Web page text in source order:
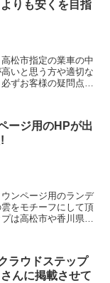
りも安くを目指
松市指定の業車の中
いと思う方や適切な
ずお客様の疑問点や
すのでよろしくお願
ージ用のHPが出
ンページ用のランデ
をモチーフにして頂
は高松市や香川県全
のことを考え安心安
指しています。建物
談でも幅広く対応出
ラウドステップ
んに掲載させて